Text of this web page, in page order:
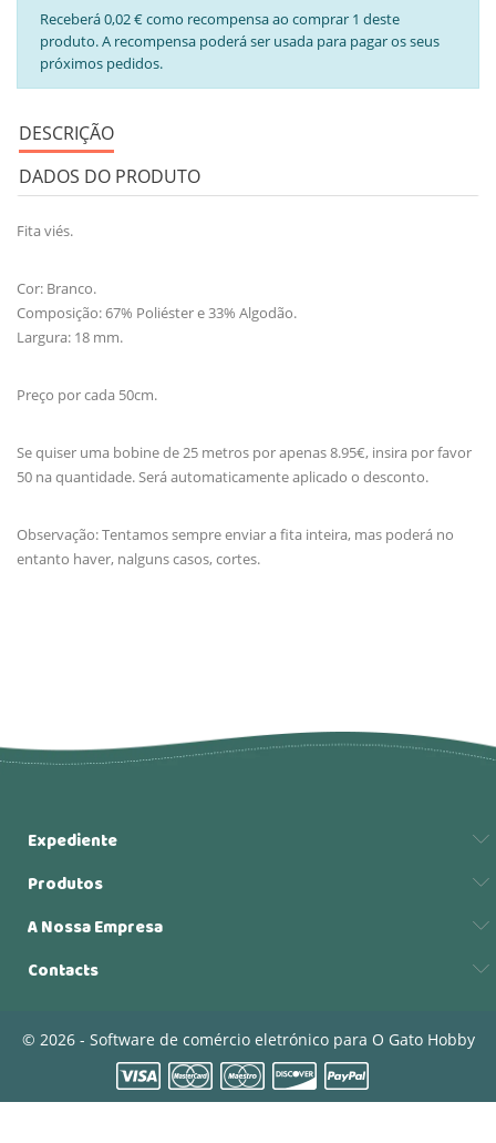
Receberá 0,02 € como recompensa ao comprar 1 deste
produto. A recompensa poderá ser usada para pagar os seus
próximos pedidos.
DESCRIÇÃO
DADOS DO PRODUTO
Fita viés.
Cor: Branco.
Composição: 67% Poliéster e 33% Algodão.
Largura: 18 mm.
Preço por cada 50cm.
Se quiser uma bobine de 25 metros por apenas 8.95€, insira por favor
50 na quantidade. Será automaticamente aplicado o desconto.
Observação: Tentamos sempre enviar a fita inteira, mas poderá no
entanto haver, nalguns casos, cortes.
Expediente
Produtos
A Nossa Empresa
Contacts
© 2026 - Software de comércio eletrónico para O Gato Hobby